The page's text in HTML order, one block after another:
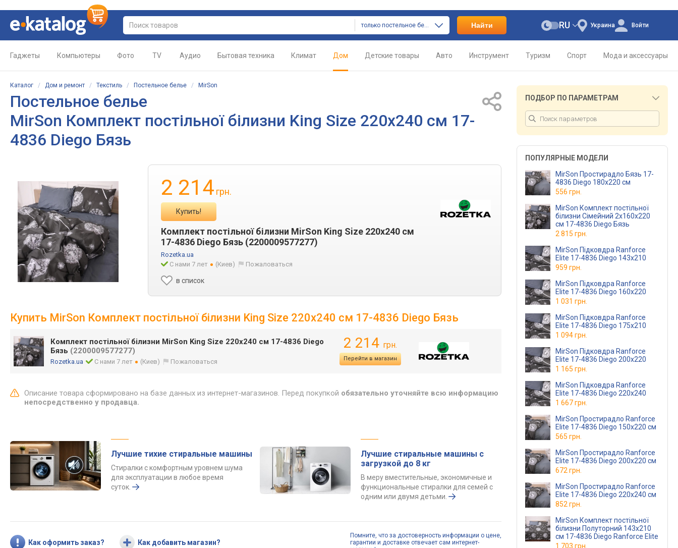
только постельное белье Найти Украина
RU Войти
Гаджеты Компьютеры Фото TV Аудио Бытовая техника Климат Дом Детские товары Авто Инструмент Туризм Спорт Мода и аксессуары
Каталог / Дом и ремонт / Текстиль / Постельное белье / MirSon
Постельное белье
MirSon Комплект постільної білизни King Size 220х240 см 17-
4836 Diego Бязь
2 214 грн.
Купить!
Комплект постільної білизни MirSon King Size 220х240 см
17-4836 Diego Бязь (2200009577277)
Rozetka.ua
С нами 7 лет
(Киев) Пожаловаться
в список
Купить MirSon Комплект постільної білизни King Size 220х240 см 17-4836 Diego Бязь
Комплект постільної білизни MirSon King Size 220х240 см 17-4836 Diego
Бязь (2200009577277)
Rozetka.ua С нами 7 лет (Киев) Пожаловаться
2 214 грн.
Перейти в магазин
Описание товара сформировано на базе данных из интернет-магазинов. Перед покупкой обязательно уточняйте всю информацию
непосредственно у продавца.
Лучшие тихие стиральные машины
Стиралки с комфортным уровнем шума
для эксплуатации в любое время
суток.
Лучшие стиральные машины с
загрузкой до 8 кг
В меру вместительные, экономичные и
функциональные стиралки для семей с
одним или двумя детьми.
Как оформить заказ? Как добавить магазин?
Помните, что за достоверность информации о цене,
гарантии и доставке отвечает сам интернет-
ПОДБОР ПО ПАРАМЕТРАМ
ПОПУЛЯРНЫЕ МОДЕЛИ
MirSon Простирадло Бязь 17-
4836 Diego 180x220 см
556 грн.
MirSon Комплект постільної
білизни Сімейний 2x160x220
см 17-4836 Diego Бязь
2 815 грн.
MirSon Підковдра Ranforce
Elite 17-4836 Diego 143х210
959 грн.
MirSon Підковдра Ranforce
Elite 17-4836 Diego 160х220
1 031 грн.
MirSon Підковдра Ranforce
Elite 17-4836 Diego 175х210
1 094 грн.
MirSon Підковдра Ranforce
Elite 17-4836 Diego 200х220
1 165 грн.
MirSon Підковдра Ranforce
Elite 17-4836 Diego 220х240
1 667 грн.
MirSon Простирадло Ranforce
Elite 17-4836 Diego 150х220 см
565 грн.
MirSon Простирадло Ranforce
Elite 17-4836 Diego 200x220 см
672 грн.
MirSon Простирадло Ranforce
Elite 17-4836 Diego 220x240 см
852 грн.
MirSon Комплект постільної
білизни Полуторний 143х210
см 17-4836 Diego Ranforce Elite
1 703 грн.